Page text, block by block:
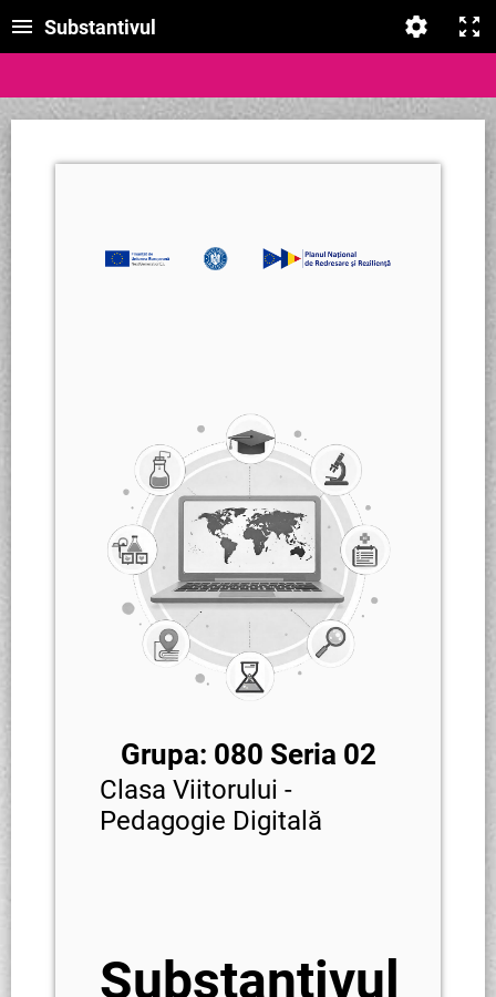
Substantivul
Grupa: 080 Seria 02
Clasa Viitorului -
Pedagogie Digitală
Substantivul